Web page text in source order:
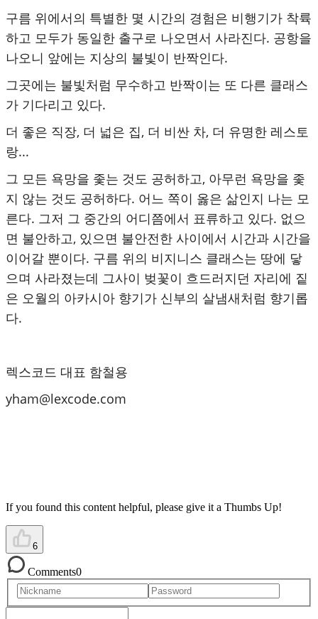
구름 위에서의 특별한 몇 시간의 경험은 비행기가 착륙
하고 모두가 동일한 출구로 나오면서 사라진다. 공항을
나오니 앞에는 지상의 불빛이 반짝인다.
그곳에는 불빛처럼 무수하고 반짝이는 또 다른 클래스
가 기다리고 있다.
더 좋은 직장, 더 넓은 집, 더 비싼 차, 더 유명한 레스토
랑...
그 모든 욕망을 좇는 것도 공허하고, 아무런 욕망을 좇
지 않는 것도 공허하다. 어느 쪽이 옳은 삶인지 나는 모
른다. 그저 그 중간의 어디쯤에서 표류하고 있다. 없으
면 불안하고, 있으면 불안전한 사이에서 시간과 시간을
이어갈 뿐이다. 구름 위의 비지니스 클래스는 땅에 닿
으며 사라졌는데 그사이 벚꽃이 흐드러지던 자리에 짙
은 오월의 아카시아 향기가 신부의 살냄새처럼 향기롭
다.
렉스코드 대표 함철용
yham@lexcode.com
If you found this content helpful, please give it a Thumbs Up!
6
Comments0